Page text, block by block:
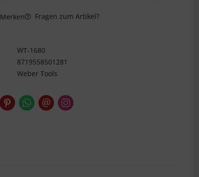
Merken
Fragen zum Artikel?
WT-1680
8719558501281
Weber Tools